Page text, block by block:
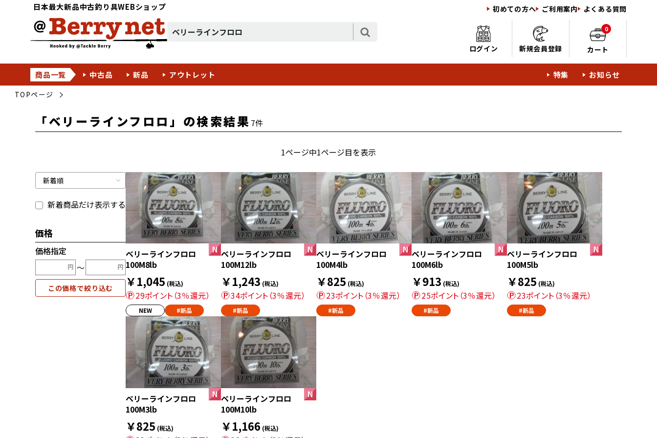
日本最大新品中古釣り具WEBショップ 初めての方へ ご利用案内 よくある質問
ログイン 新規会員登録
0
カート
商品一覧 中古品 新品 アウトレット 特集 お知らせ
TOPページ
「ベリーラインフロロ」の検索結果 7件
1ページ中1ページ目を表示
新着商品だけ表示する
価格
価格指定
〜
この価格で絞り込む
ベリーラインフロロ
100M8lb
￥1,045 (税込)
29ポイント（3％還元）
NEW #新品
ベリーラインフロロ
100M12lb
￥1,243 (税込)
34ポイント（3％還元）
#新品
ベリーラインフロロ
100M4lb
￥825 (税込)
23ポイント（3％還元）
#新品
ベリーラインフロロ
100M6lb
￥913 (税込)
25ポイント（3％還元）
#新品
ベリーラインフロロ
100M5lb
￥825 (税込)
23ポイント（3％還元）
#新品
ベリーラインフロロ
100M3lb
￥825 (税込)
ベリーラインフロロ
100M10lb
￥1,166 (税込)